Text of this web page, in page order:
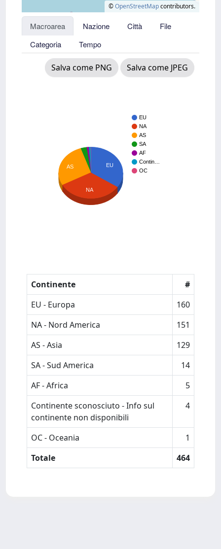
©OpenStreetMapcontributors.
Macroarea Nazione Città
File
Categoria
Tempo
Salva come PNG Salva come JPEG
EU
NA
AS
SA
AF
Contin…
OC
EU
AS
NA
Continente
#
EU - Europa
160
NA - Nord America
151
AS - Asia
129
SA - Sud America
14
AF - Africa
5
Continente sconosciuto - Info sul
continente non disponibili
4
OC - Oceania
1
Totale
464